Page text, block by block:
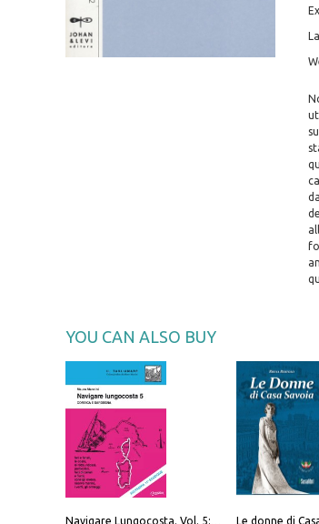
YOU CAN ALSO BUY
Le donne di